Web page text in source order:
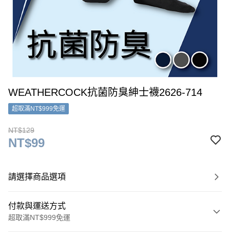
WEATHERCOCK抗菌防臭紳士襪2626-714
超取滿NT$999免運
NT$129
NT$99
請選擇商品選項
付款與運送方式
超取滿NT$999免運